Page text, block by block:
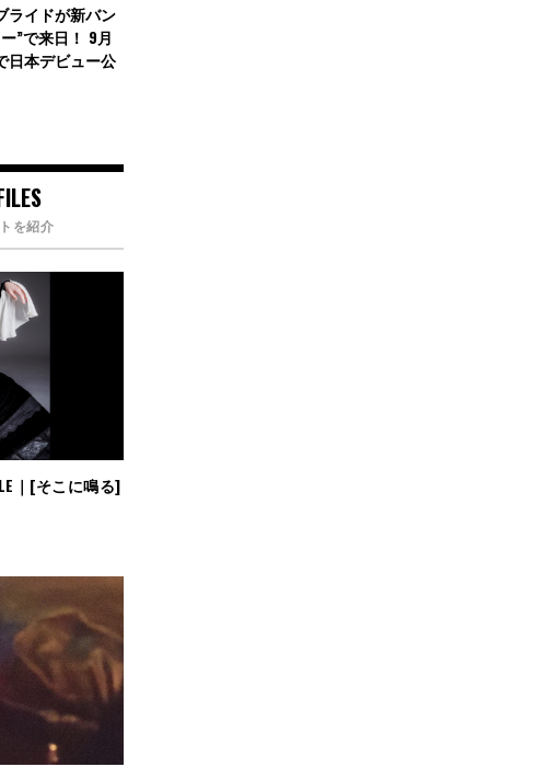
ライドが新バン
”で来日！ 9月
日本デビュー公
を紹介
｜[そこに鳴る]